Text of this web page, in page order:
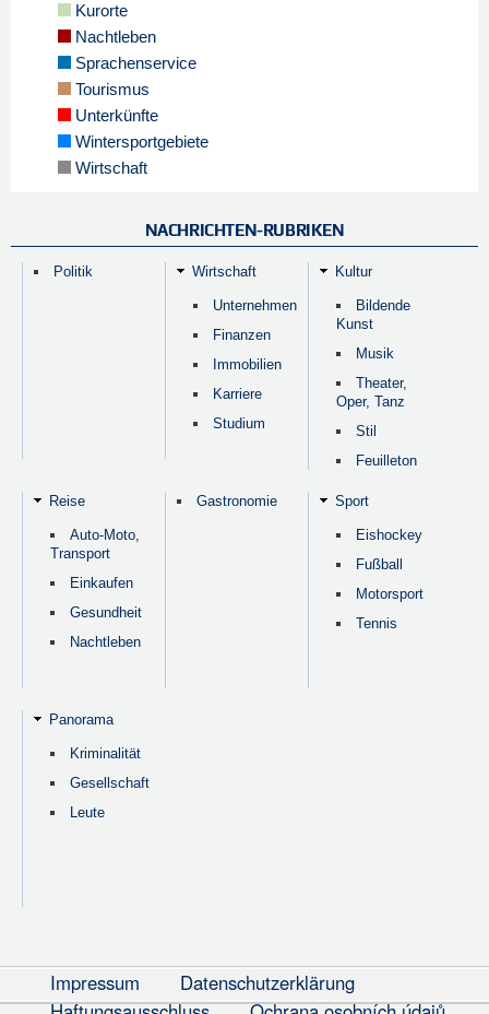
Kurorte
Nachtleben
Sprachenservice
Tourismus
Unterkünfte
Wintersportgebiete
Wirtschaft
NACHRICHTEN-RUBRIKEN
Politik Wirtschaft
Unternehmen
Finanzen
Immobilien
Karriere
Studium
Kultur
Bildende
Kunst
Musik
Theater,
Oper, Tanz
Stil
Feuilleton
Reise
Auto-Moto,
Transport
Einkaufen
Gesundheit
Nachtleben
Gastronomie Sport
Eishockey
Fußball
Motorsport
Tennis
Panorama
Kriminalität
Gesellschaft
Leute
Impressum
Datenschutzerklärung